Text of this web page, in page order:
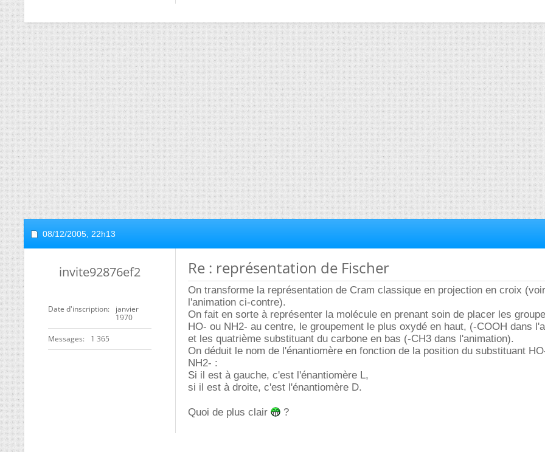
08/12/2005, 22h13
invite92876ef2
Date d'inscription
janvier
1970
Messages 1 365
Re : représentation de Fischer
On transforme la représentation de Cram classique en projection en croix (voir
l'animation ci-contre).
On fait en sorte à représenter la molécule en prenant soin de placer les
HO- ou NH2- au centre, le groupement le plus oxydé en haut, (-COOH dans
et les quatrième substituant du carbone en bas (-CH3 dans l'animation).
On déduit le nom de l'énantiomère en fonction de la position du substituant
NH2- :
Si il est à gauche, c'est l'énantiomère L,
si il est à droite, c'est l'énantiomère D.
Quoi de plus clair ?